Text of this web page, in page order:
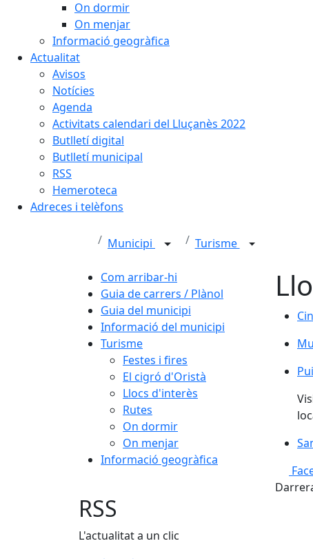
On dormir
On menjar
Informació geogràfica
Actualitat
Avisos
Notícies
Agenda
Activitats calendari del Lluçanès 2022
Butlletí digital
Butlletí municipal
RSS
Hemeroteca
Adreces i telèfons
Municipi Turisme
Com arribar-hi
Guia de carrers / Plànol
Guia del municipi
Informació del municipi
Turisme
Festes i fires
El cigró d'Oristà
Llocs d'interès
Rutes
On dormir
On menjar
Informació geogràfica
RSS
L'actualitat a un clic